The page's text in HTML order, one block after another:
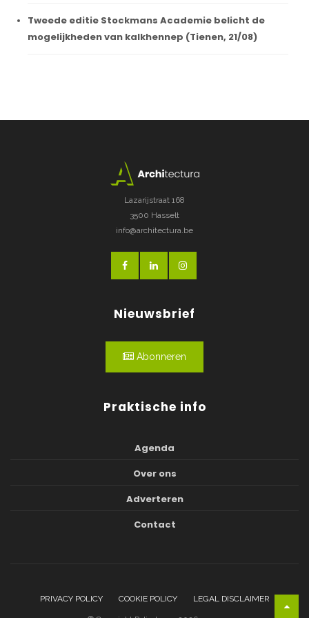
Tweede editie Stockmans Academie belicht de
mogelijkheden van kalkhennep (Tienen, 21/08)
Lazarijstraat 168
3500 Hasselt
info@architectura.be
Nieuwsbrief
Abonneren
Praktische info
Agenda
Over ons
Adverteren
Contact
PRIVACY POLICY COOKIE POLICY LEGAL DISCLAIMER